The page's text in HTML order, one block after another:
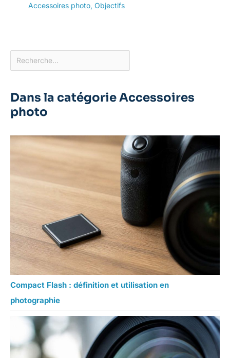
Accessoires photo, Objectifs
Dans la catégorie Accessoires
photo
Compact Flash : définition et utilisation en
photographie